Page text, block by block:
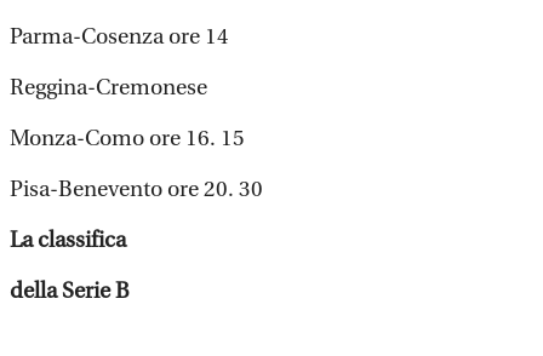
Parma-Cosenza ore 14
Reggina-Cremonese
Monza-Como ore 16. 15
Pisa-Benevento ore 20. 30
La classifica
della Serie B